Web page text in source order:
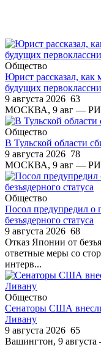
Общество
Юрист рассказал,
будущих
9 августа 2026 63
МОСКВА, 9 авг —
Общество
В Тульской области
9 августа 2026 78
МОСКВА, 9 авг —
Общество
Посол предупредил о
безъядерного статуса
9 августа 2026 68
Отказ Японии от
ответные меры со
интерв...
Общество
Сенаторы США
Ливану
9 августа 2026 65
Вашингтон, 9